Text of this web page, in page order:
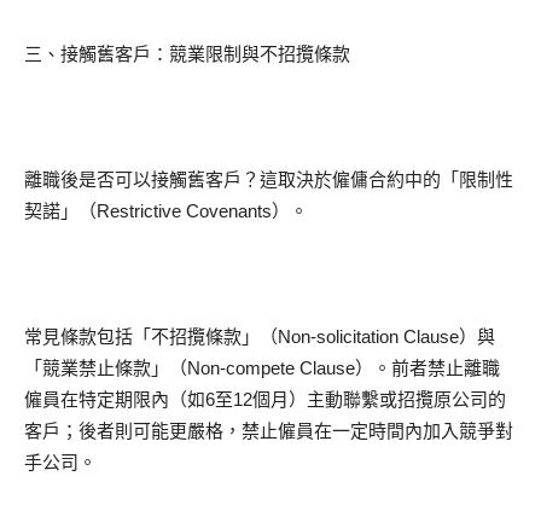
三、接觸舊客戶：競業限制與不招攬條款
離職後是否可以接觸舊客戶？這取決於僱傭合約中的「限制性
契諾」（Restrictive Covenants）。
常見條款包括「不招攬條款」（Non-solicitation Clause）與
「競業禁止條款」（Non-compete Clause）。前者禁止離職
僱員在特定期限內（如6至12個月）主動聯繫或招攬原公司的
客戶；後者則可能更嚴格，禁止僱員在一定時間內加入競爭對
手公司。